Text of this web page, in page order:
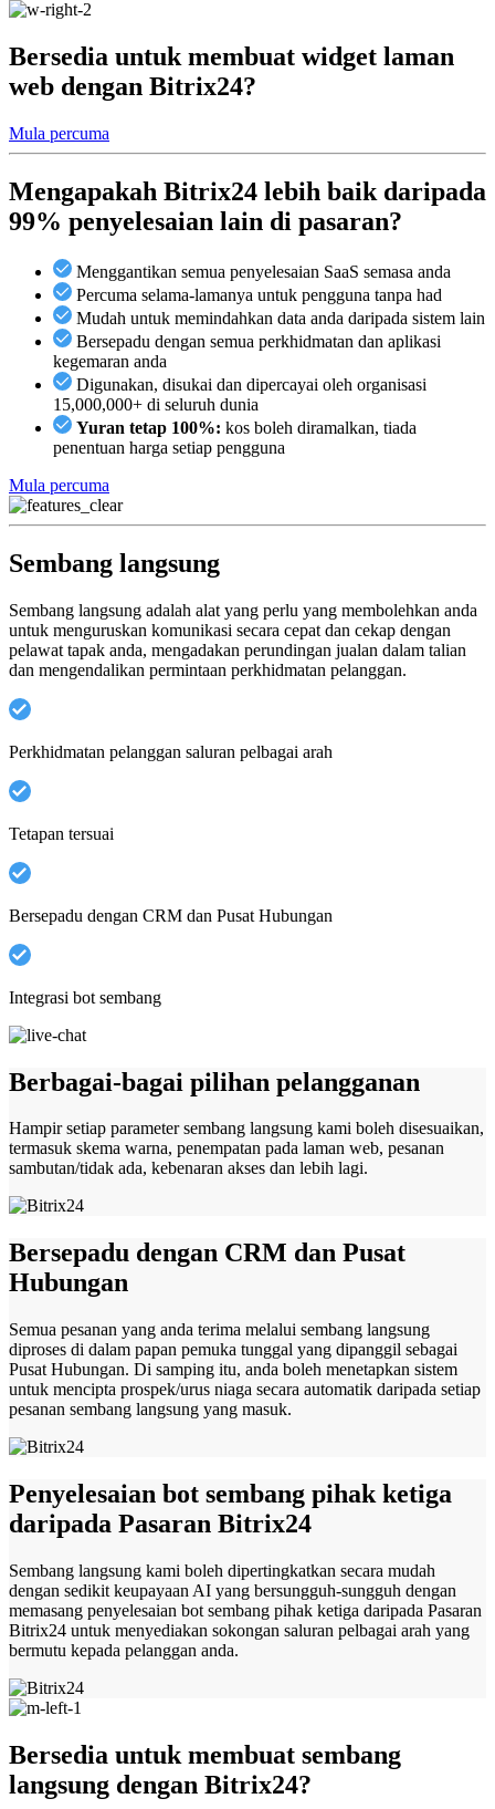
Bersedia untuk membuat widget laman
web dengan Bitrix24?
Mula percuma
Mengapakah Bitrix24 lebih baik daripada
99% penyelesaian lain di pasaran?
Menggantikan semua penyelesaian SaaS semasa anda
Percuma selama-lamanya untuk pengguna tanpa had
Mudah untuk memindahkan data anda daripada sistem lain
Bersepadu dengan semua perkhidmatan dan aplikasi
kegemaran anda
Digunakan, disukai dan dipercayai oleh organisasi
15,000,000+ di seluruh dunia
Yuran tetap 100%: kos boleh diramalkan, tiada
penentuan harga setiap pengguna
Mula percuma
Sembang langsung
Sembang langsung adalah alat yang perlu yang membolehkan anda
untuk menguruskan komunikasi secara cepat dan cekap dengan
pelawat tapak anda, mengadakan perundingan jualan dalam talian
dan mengendalikan permintaan perkhidmatan pelanggan.
Perkhidmatan pelanggan saluran pelbagai arah
Tetapan tersuai
Bersepadu dengan CRM dan Pusat Hubungan
Integrasi bot sembang
Berbagai-bagai pilihan pelangganan
Hampir setiap parameter sembang langsung kami boleh disesuaikan,
termasuk skema warna, penempatan pada laman web, pesanan
sambutan/tidak ada, kebenaran akses dan lebih lagi.
Bersepadu dengan CRM dan Pusat
Hubungan
Semua pesanan yang anda terima melalui sembang langsung
diproses di dalam papan pemuka tunggal yang dipanggil sebagai
Pusat Hubungan. Di samping itu, anda boleh menetapkan sistem
untuk mencipta prospek/urus niaga secara automatik daripada setiap
pesanan sembang langsung yang masuk.
Penyelesaian bot sembang pihak ketiga
daripada Pasaran Bitrix24
Sembang langsung kami boleh dipertingkatkan secara mudah
dengan sedikit keupayaan AI yang bersungguh-sungguh dengan
memasang penyelesaian bot sembang pihak ketiga daripada Pasaran
Bitrix24 untuk menyediakan sokongan saluran pelbagai arah yang
bermutu kepada pelanggan anda.
Bersedia untuk membuat sembang
langsung dengan Bitrix24?